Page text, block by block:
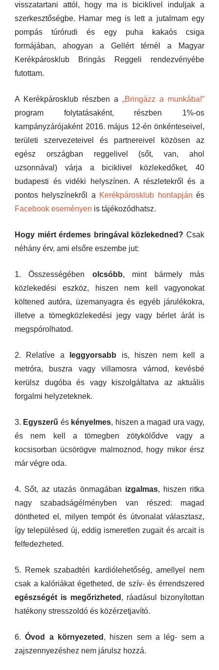
visszatartani attól, hogy ma is biciklivel induljak a
szerkesztőségbe. Hamar meg is lett a jutalmam egy
pompás túrórudi és egy puha kakaós csiga
formájában, ahogyan a Gellért térnél a Magyar
Kerékpárosklub Bringás Reggeli rendezvényébe
futottam.
A Kerékpárosklub részben a „Bringázz a munkába!”
program folytatásaként, részben 1%-os
kampányzárójaként 2016. május 12-én önkénteseivel,
területi szervezeteivel és partnereivel közösen az
egész országban reggelivel (sőt, van, ahol
uzsonnával) várja a biciklivel közlekedőket, 40
budapesti és vidéki helyszínen. A részletekről és a
pontos helyszínekről a Kerékpárosklub honlapján és
Facebook eseményen is tájékozódhatsz.
Hogy miért érdemes bringával közlekedned? Csak
néhány érv, ami elsőre eszembe jut:
1. Összességében olcsóbb, mint bármely más
közlekedési eszköz, hiszen nem kell vagyonokat
költened autóra, üzemanyagra és egyéb járulékokra,
illetve a tömegközlekedési jegy vagy bérlet árát is
megspórolhatod.
2. Relatíve a leggyorsabb is, hiszen nem kell a
metróra, buszra vagy villamosra várnod, kevésbé
kerülsz dugóba és vagy kiszolgáltatva az aktuális
forgalmi helyzeteknek.
3. Egyszerű és kényelmes, hiszen a magad ura vagy,
és nem kell a tömegben zötykölődve vagy a
kocsisorban ücsörögve malmoznod, hogy mikor érsz
már végre oda.
4. Sőt, az utazás önmagában izgalmas, hiszen ritka
nagy szabadságélményben van részed: magad
döntheted el, milyen tempót és útvonalat választasz,
így településed új, eddig ismeretlen zugait és arcait is
felfedezheted.
5. Remek szabadtéri kardiólehetőség, amellyel nem
csak a kalóriákat égetheted, de szív- és érrendszered
egészségét is megőrizheted , ráadásul bizonyítottan
hatékony stresszoldó és közérzetjavító.
6.Óvod a környezeted , hiszen sem a lég- sem a
zajszennyezéshez nem járulsz hozzá.